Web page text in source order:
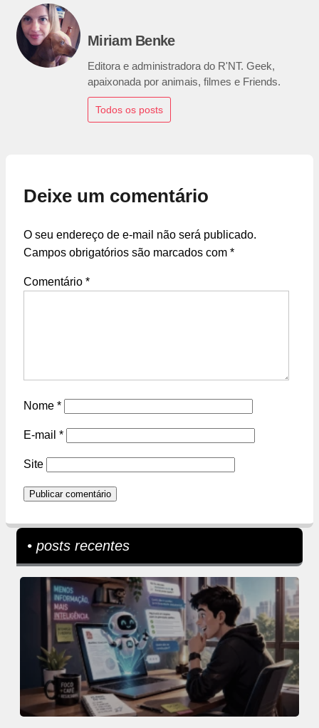
Miriam Benke
Editora e administradora do R'NT. Geek,
apaixonada por animais, filmes e Friends.
Todos os posts
Deixe um comentário
O seu endereço de e-mail não será publicado.
Campos obrigatórios são marcados com *
Comentário *
Nome *
E-mail *
Site
• posts recentes